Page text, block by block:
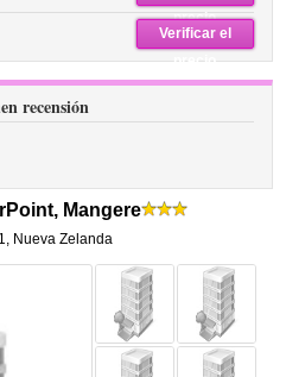
precio
Verificar el
precio
recensión
Mangere
Nueva Zelanda